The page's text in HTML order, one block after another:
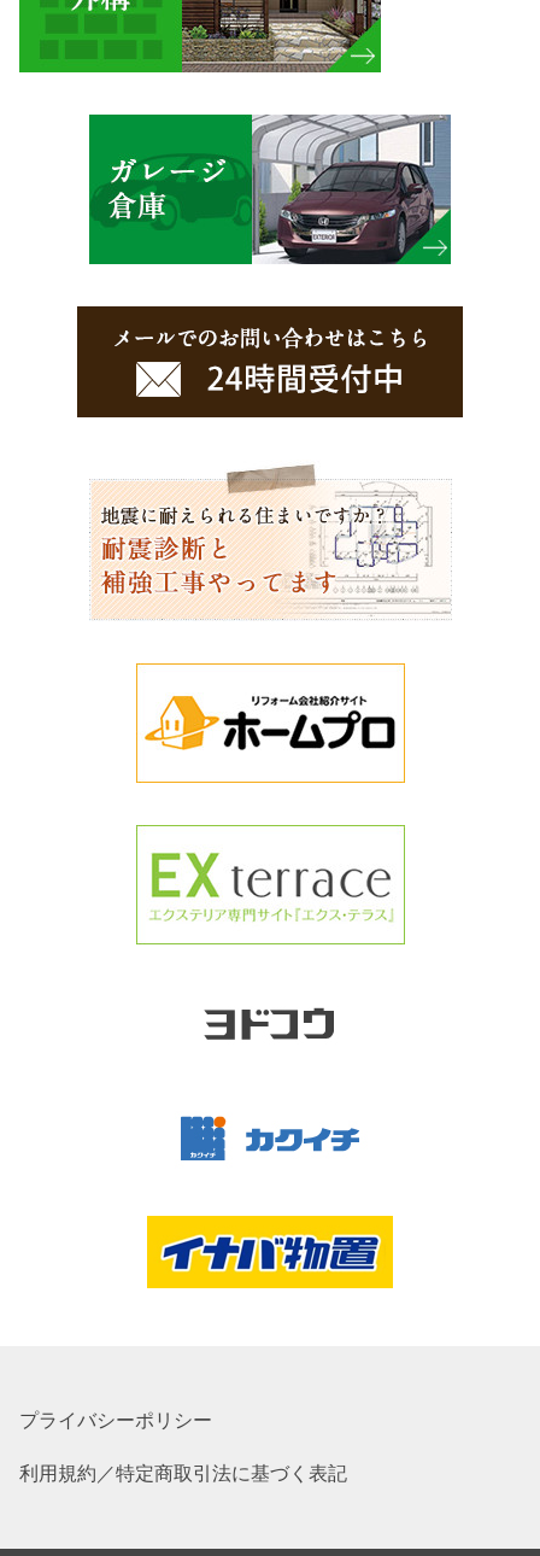
プライバシーポリシー
利用規約／特定商取引法に基づく表記